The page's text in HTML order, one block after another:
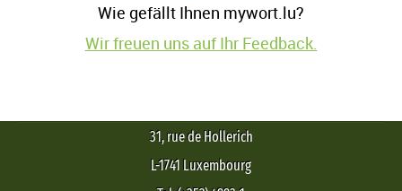
Wie gefällt Ihnen mywort.lu?
Wir freuen uns auf Ihr Feedback.
31, rue de Hollerich
L-1741 Luxembourg